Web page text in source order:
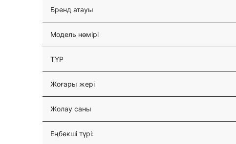
Бренд атауы
Модель нөмірі
ТҮР
Жоғары жері
Жолау саны
Еңбекші түрі: